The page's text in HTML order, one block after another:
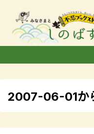
2007-06-01か